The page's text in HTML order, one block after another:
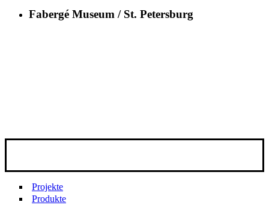
Fabergé Museum / St. Petersburg
Projekte
Produkte